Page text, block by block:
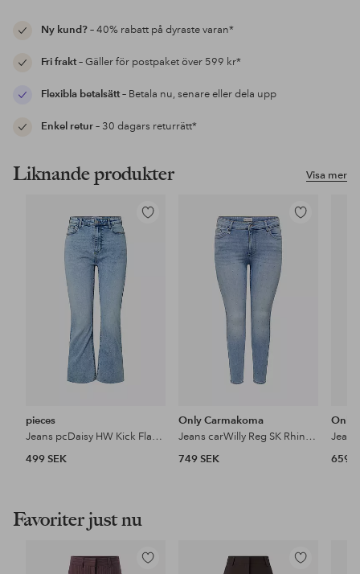
Ny kund?– 40% rabatt på dyraste varan*
Fri frakt– Gäller för postpaket över 599 kr*
Flexibla betalsätt– Betala nu, senare eller dela upp
Enkel retur– 30 dagars returrätt*
Visa mer
Liknande produkter
Lägg
pieces
Jeans pcDaisy HW Kick Flared
499 SEK
Lägg
Only Carmakoma
Jeans carWilly Reg SK Rhinst Jns Dnm
749 SEK
Only
659
Favoriter just nu
Lägg
Lägg